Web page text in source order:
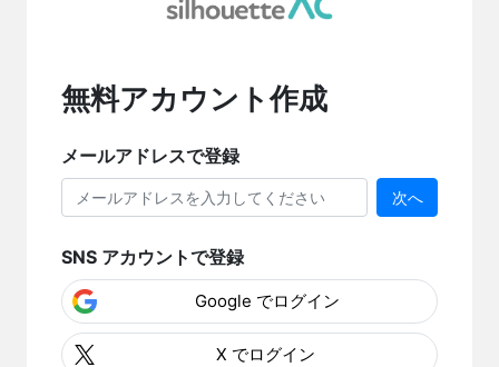
無料アカウント作成
メールアドレスで登録
次へ
SNS アカウントで登録
Google でログイン
X でログイン